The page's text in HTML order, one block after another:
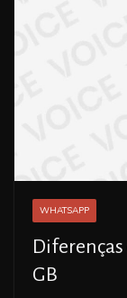
WHATSAPP
GB